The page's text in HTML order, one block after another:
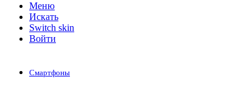
Меню
Искать
Switch skin
Войти
Смартфоны